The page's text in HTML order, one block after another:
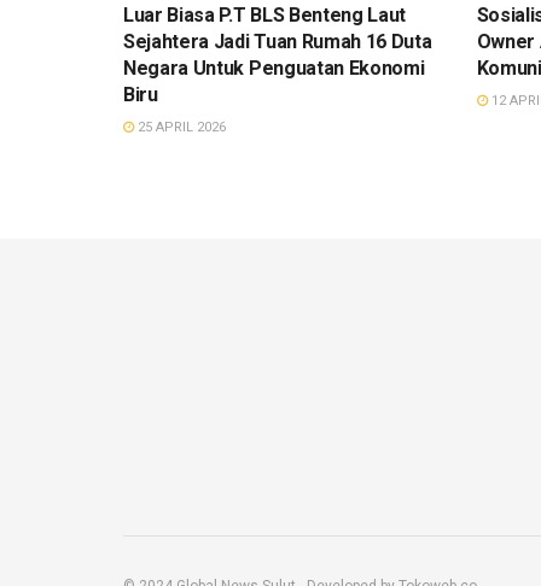
Luar Biasa P.T BLS Benteng Laut
Sejahtera Jadi Tuan Rumah 16 Duta
Negara Untuk Penguatan Ekonomi
Biru
25 APRIL 2026
Owner
12